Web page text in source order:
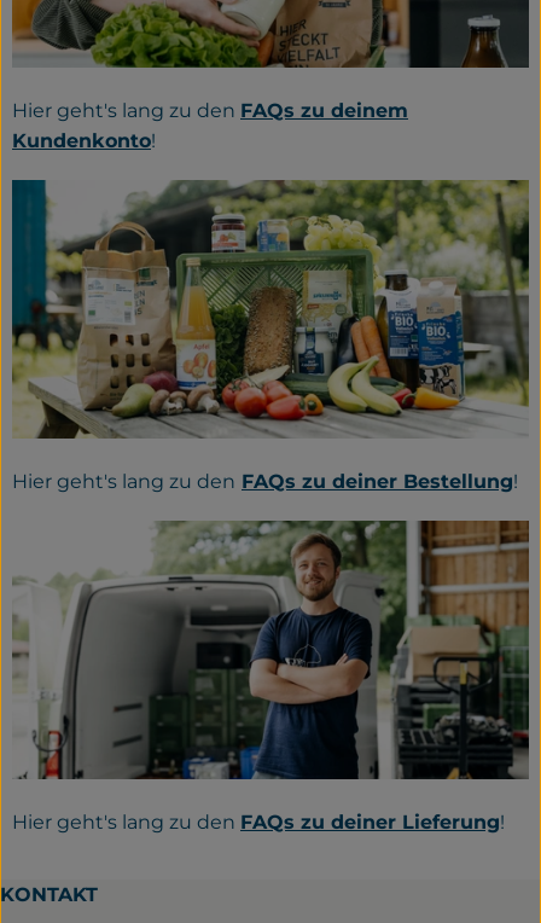
Hier geht's lang zu den FAQs zu deinem
Kundenkonto!
Hier geht's lang zu den FAQs zu deiner Bestellung!
Hier geht's lang zu den FAQs zu deiner Lieferung!
KONTAKT